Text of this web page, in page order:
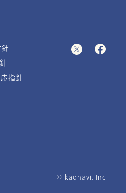
応指針
© ︎kaonavi, Inc